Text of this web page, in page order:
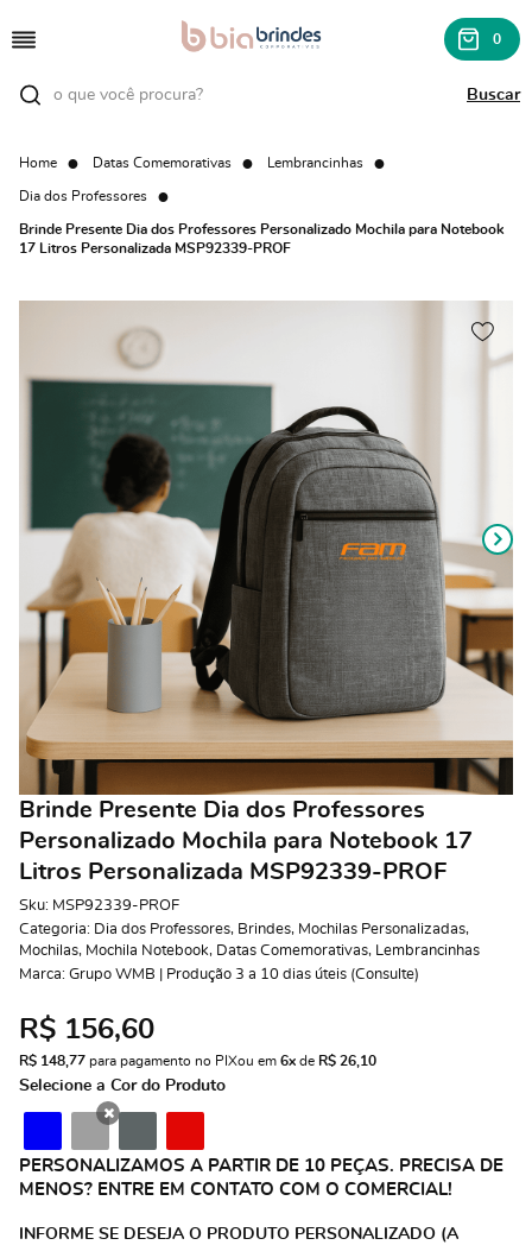
0
Home Datas Comemorativas Lembrancinhas
Dia dos Professores
Brinde Presente Dia dos Professores Personalizado Mochila para Notebook
17 Litros Personalizada MSP92339-PROF
Brinde Presente Dia dos Professores
Personalizado Mochila para Notebook 17
Litros Personalizada MSP92339-PROF
Sku: MSP92339-PROF
Categoria: Dia dos Professores, Brindes, Mochilas Personalizadas,
Mochilas, Mochila Notebook, Datas Comemorativas, Lembrancinhas
Marca: Grupo WMB | Produção 3 a 10 dias úteis (Consulte)
R$ 156,60
R$ 148,77 para pagamento no PIXou em 6x de R$ 26,10
Selecione a Cor do Produto
PERSONALIZAMOS A PARTIR DE 10 PEÇAS. PRECISA DE
MENOS? ENTRE EM CONTATO COM O COMERCIAL!
INFORME SE DESEJA O PRODUTO PERSONALIZADO (A